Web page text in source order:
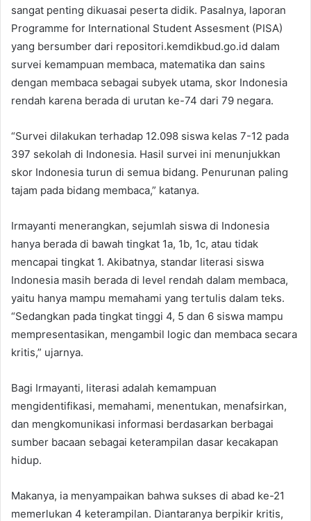
sangat penting dikuasai peserta didik. Pasalnya, laporan
Programme for International Student Assesment (PISA)
yang bersumber dari repositori.kemdikbud.go.id dalam
survei kemampuan membaca, matematika dan sains
dengan membaca sebagai subyek utama, skor Indonesia
rendah karena berada di urutan ke-74 dari 79 negara.
“Survei dilakukan terhadap 12.098 siswa kelas 7-12 pada
397 sekolah di Indonesia. Hasil survei ini menunjukkan
skor Indonesia turun di semua bidang. Penurunan paling
tajam pada bidang membaca,” katanya.
Irmayanti menerangkan, sejumlah siswa di Indonesia
hanya berada di bawah tingkat 1a, 1b, 1c, atau tidak
mencapai tingkat 1. Akibatnya, standar literasi siswa
Indonesia masih berada di level rendah dalam membaca,
yaitu hanya mampu memahami yang tertulis dalam teks.
“Sedangkan pada tingkat tinggi 4, 5 dan 6 siswa mampu
mempresentasikan, mengambil logic dan membaca secara
kritis,” ujarnya.
Bagi Irmayanti, literasi adalah kemampuan
mengidentifikasi, memahami, menentukan, menafsirkan,
dan mengkomunikasi informasi berdasarkan berbagai
sumber bacaan sebagai keterampilan dasar kecakapan
hidup.
Makanya, ia menyampaikan bahwa sukses di abad ke-21
memerlukan 4 keterampilan. Diantaranya berpikir kritis,